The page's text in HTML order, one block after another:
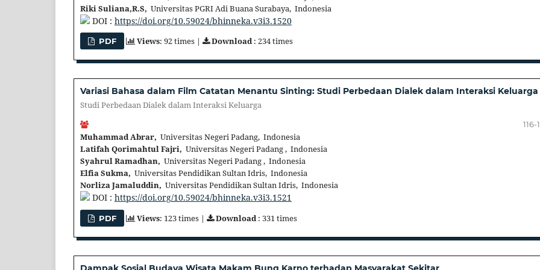
Riki Suliana,R.S, Universitas PGRI Adi Buana Surabaya, Indonesia
DOI : https://doi.org/10.59024/bhinneka.v3i3.1520
PDF Views: 92 times | Download: 234 times
Variasi Bahasa dalam Film Catatan Menantu Sinting: Studi Perbedaan Dialek dalam Interaksi Keluarga
Studi Perbedaan Dialek dalam Interaksi Keluarga
Muhammad Abrar, Universitas Negeri Padang, Indonesia
Latifah Qorimahtul Fajri, Universitas Negeri Padang , Indonesia
Syahrul Ramadhan, Universitas Negeri Padang , Indonesia
Elfia Sukma, Universitas Pendidikan Sultan Idris, Indonesia
Norliza Jamaluddin, Universitas Pendidikan Sultan Idris, Indonesia
116-
DOI : https://doi.org/10.59024/bhinneka.v3i3.1521
PDF Views: 123 times | Download: 331 times